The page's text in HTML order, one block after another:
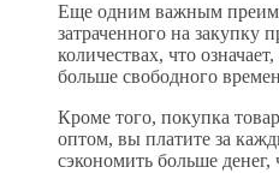
Еще одним важным
затраченного на
количествах, что
больше свободного
Кроме того, покупка
оптом, вы платите за
сэкономить больше